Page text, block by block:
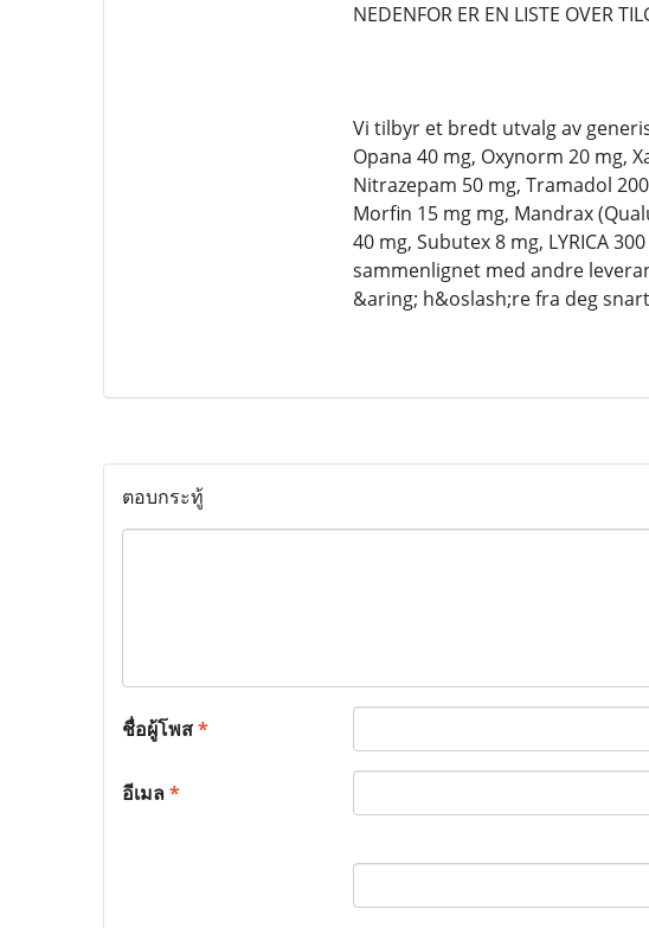
NEDENFOR ER EN LISTE OVER
Vi tilbyr et bredt utvalg av
Opana 40 mg, Oxynorm 20 mg,
Nitrazepam 50 mg, Tramadol
Morfin 15 mg mg, Mandrax
40 mg, Subutex 8 mg, LYRICA
sammenlignet med andre
&aring; h&oslash;re fra deg
ตอบกระทู้
ชื่อผู้โพส*
อีเมล*